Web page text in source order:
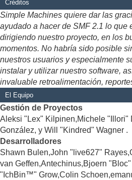
Créditos
Simple Machines quiere dar las
ayudado a hacer de SMF 2.1 lo que
dirigiendo nuestro proyecto, en los
momentos. No habría sido posible
nuestros usuarios y especialmente
instalar y utilizar nuestro software,
invaluable retroalimentación,
El Equipo
Gestión de Proyectos
Aleksi "Lex" Kilpinen,Michele "Illori"
González, y Will "Kindred" Wagner .
Desarrolladores
Shawn Bulen,John "live627"
van Geffen,Antechinus,Bjoern
"IchBin™" Grow,Colin